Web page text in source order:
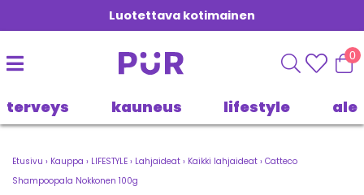
Luotettava kotimainen
0
terveys kauneus lifestyle ale
Etusivu › Kauppa › LIFESTYLE › Lahjaideat › Kaikki lahjaideat › Catteco
Shampoopala Nokkonen 100g